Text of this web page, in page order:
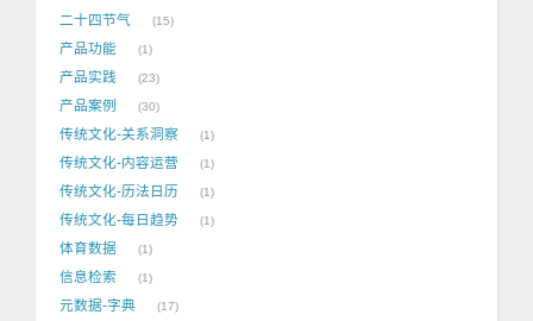
二十四节气 15
产品功能 1
产品实践 23
产品案例 30
传统文化-关系洞察 1
传统文化-内容运营 1
传统文化-历法日历 1
传统文化-每日趋势 1
体育数据 1
信息检索 1
元数据-字典 17